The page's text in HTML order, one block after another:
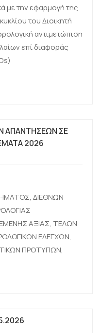
με την εφαρμογή της
του Διοικητή
αντιμετώπιση
επί διαφοράς
ΑΠΑΝΤΗΣΕΩΝ ΣΕ
2026
ΔΙΕΘΝΩΝ
ΑΞΙΑΣ, ΤΕΛΩΝ
ΕΛΕΓΧΩΝ,
ΠΡΟΤΥΠΩΝ,
ΕΙΣΠΡΑΞΗΣ
ΣΤΗΝ ΑΣΚΗΣΗ